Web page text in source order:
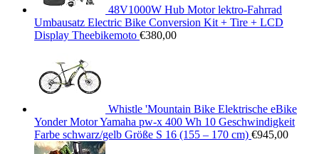
48V1000W Hub Motor lektro-Fahrrad
Umbausatz Electric Bike Conversion Kit + Tire + LCD
Display Theebikemoto €380,00
Whistle 'Mountain Bike Elektrische eBike
Yonder Motor Yamaha pw-x 400 Wh 10 Geschwindigkeit
Farbe schwarz/gelb Größe S 16 (155 – 170 cm) €945,00